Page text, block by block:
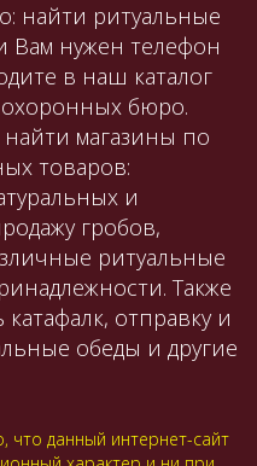
найти ритуальные
Вам нужен телефон
в наш каталог
бюро.
найти магазины по
товаров:
и
гробов,
ритуальные
Также
катафалк, отправку и
обеды и другие
данный интернет-сайт